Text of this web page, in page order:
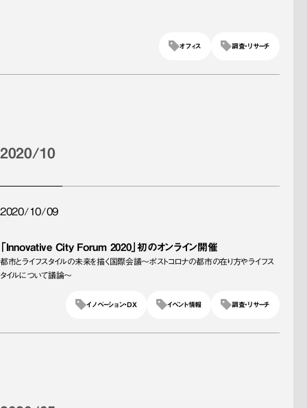
調査・リサーチ
オフィス
2020/10
2020/10/09
「Innovative City Forum 2020」初のオンライン開催
都市とライフスタイルの未来を描く国際会議～ポストコロナの都市の在り方やライフス
タイルについて議論～
調査・リサーチ
イベント情報
イノベーション・DX